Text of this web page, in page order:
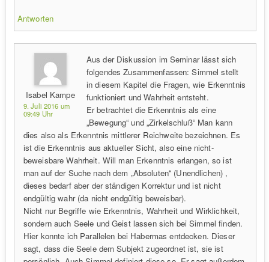
Antworten
Isabel Kampe
9. Juli 2016 um
09:49 Uhr
Aus der Diskussion im Seminar lässt sich
folgendes Zusammenfassen: Simmel stellt
in diesem Kapitel die Fragen, wie Erkenntnis
funktioniert und Wahrheit entsteht.
Er betrachtet die Erkenntnis als eine
„Bewegung“ und „Zirkelschluß“ Man kann
dies also als Erkenntnis mittlerer Reichweite bezeichnen. Es
ist die Erkenntnis aus aktueller Sicht, also eine nicht-
beweisbare Wahrheit. Will man Erkenntnis erlangen, so ist
man auf der Suche nach dem „Absoluten“ (Unendlichen) ,
dieses bedarf aber der ständigen Korrektur und ist nicht
endgültig wahr (da nicht endgültig beweisbar).
Nicht nur Begriffe wie Erkenntnis, Wahrheit und Wirklichkeit,
sondern auch Seele und Geist lassen sich bei Simmel finden.
Hier konnte ich Parallelen bei Habermas entdecken. Dieser
sagt, dass die Seele dem Subjekt zugeordnet ist, sie ist